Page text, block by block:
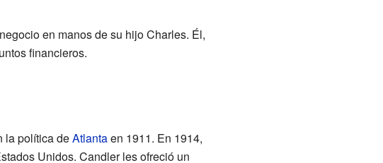
en manos de su hijo Charles. Él,
financieros.
la política deAtlantaen 1911. En 1914,
Unidos. Candler les ofreció un